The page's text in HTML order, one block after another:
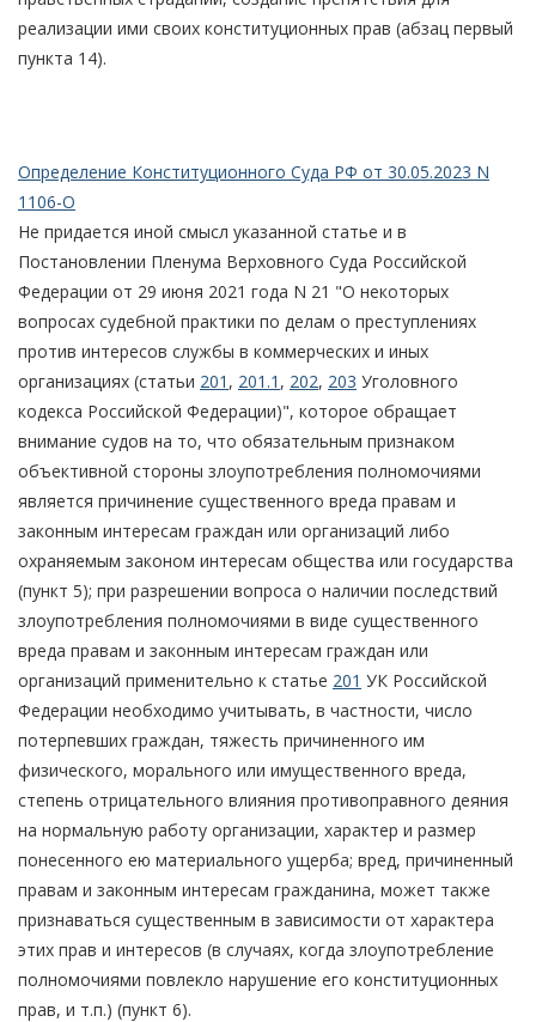
реализации ими своих конституционных прав (абзац первый
пункта 14).
Определение Конституционного Суда РФ от 30.05.2023 N
1106-О
Не придается иной смысл указанной статье и в
Постановлении Пленума Верховного Суда Российской
Федерации от 29 июня 2021 года N 21 "О некоторых
вопросах судебной практики по делам о преступлениях
против интересов службы в коммерческих и иных
организациях (статьи 201 , 201.1 , 202, 203 Уголовного
кодекса Российской Федерации)", которое обращает
внимание судов на то, что обязательным признаком
объективной стороны злоупотребления полномочиями
является причинение существенного вреда правам и
законным интересам граждан или организаций либо
охраняемым законом интересам общества или государства
(пункт 5); при разрешении вопроса о наличии последствий
злоупотребления полномочиями в виде существенного
вреда правам и законным интересам граждан или
организаций применительно к статье 201 УК Российской
Федерации необходимо учитывать, в частности, число
потерпевших граждан, тяжесть причиненного им
физического, морального или имущественного вреда,
степень отрицательного влияния противоправного деяния
на нормальную работу организации, характер и размер
понесенного ею материального ущерба; вред, причиненный
правам и законным интересам гражданина, может также
признаваться существенным в зависимости от характера
этих прав и интересов (в случаях, когда злоупотребление
полномочиями повлекло нарушение его конституционных
прав, и т.п.) (пункт 6).